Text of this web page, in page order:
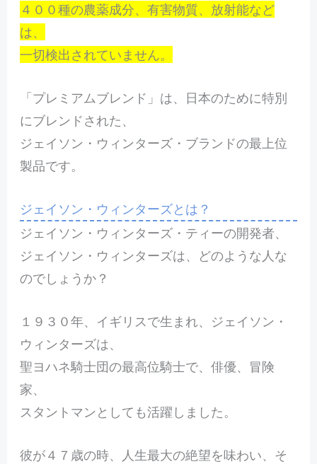
４００種の農薬成分、有害物質、放射能など
は、
一切検出されていません。
「プレミアムブレンド」は、日本のために特別
にブレンドされた、
ジェイソン・ウィンターズ・ブランドの最上位
製品です。
ジェイソン・ウィンターズとは？
ジェイソン・ウィンターズ・ティーの開発者、
ジェイソン・ウィンターズは、どのような人な
のでしょうか？
１９３０年、イギリスで生まれ、ジェイソン・
ウィンターズは、
聖ヨハネ騎士団の最高位騎士で、俳優、冒険
家、
スタントマンとしても活躍しました。
彼が４７歳の時、人生最大の絶望を味わい、そ